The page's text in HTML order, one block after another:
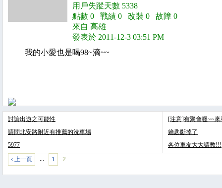
用戶失蹤天數 5338
點數 0 戰績 0 改裝 0 故障 0
來自 高雄
發表於 2011-12-3 03:51 PM
我的小愛也是喝98~滴~~
討論出遊之可能性
請問北安路附近有推薦的洗車場
5977
[注意]有聚會喔~~來
鑰匙斷掉了
各位車友大大請教!!!
‹ 上一頁 … 1 2